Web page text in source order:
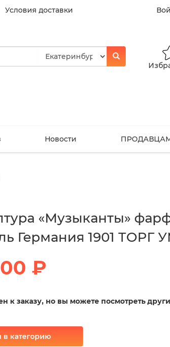
Условия доставки
Новости
«Музыканты»
Германия 1901 ТОРГ
₽
к заказу, но вы можете посмотреть
в категорию